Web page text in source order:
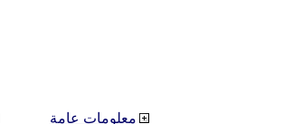
معلومات عامة